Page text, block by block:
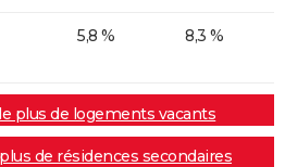
5,8 % 8,3 %
plus de logements vacants
de résidences secondaires